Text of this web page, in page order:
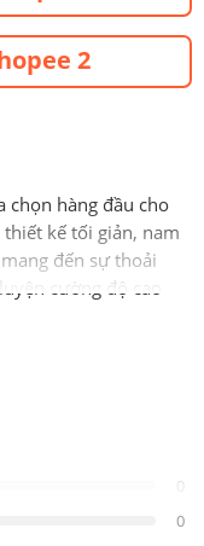
2
chọn hàng đầu cho
kế tối giản, nam
đến sự thoải
cường độ cao
0
0